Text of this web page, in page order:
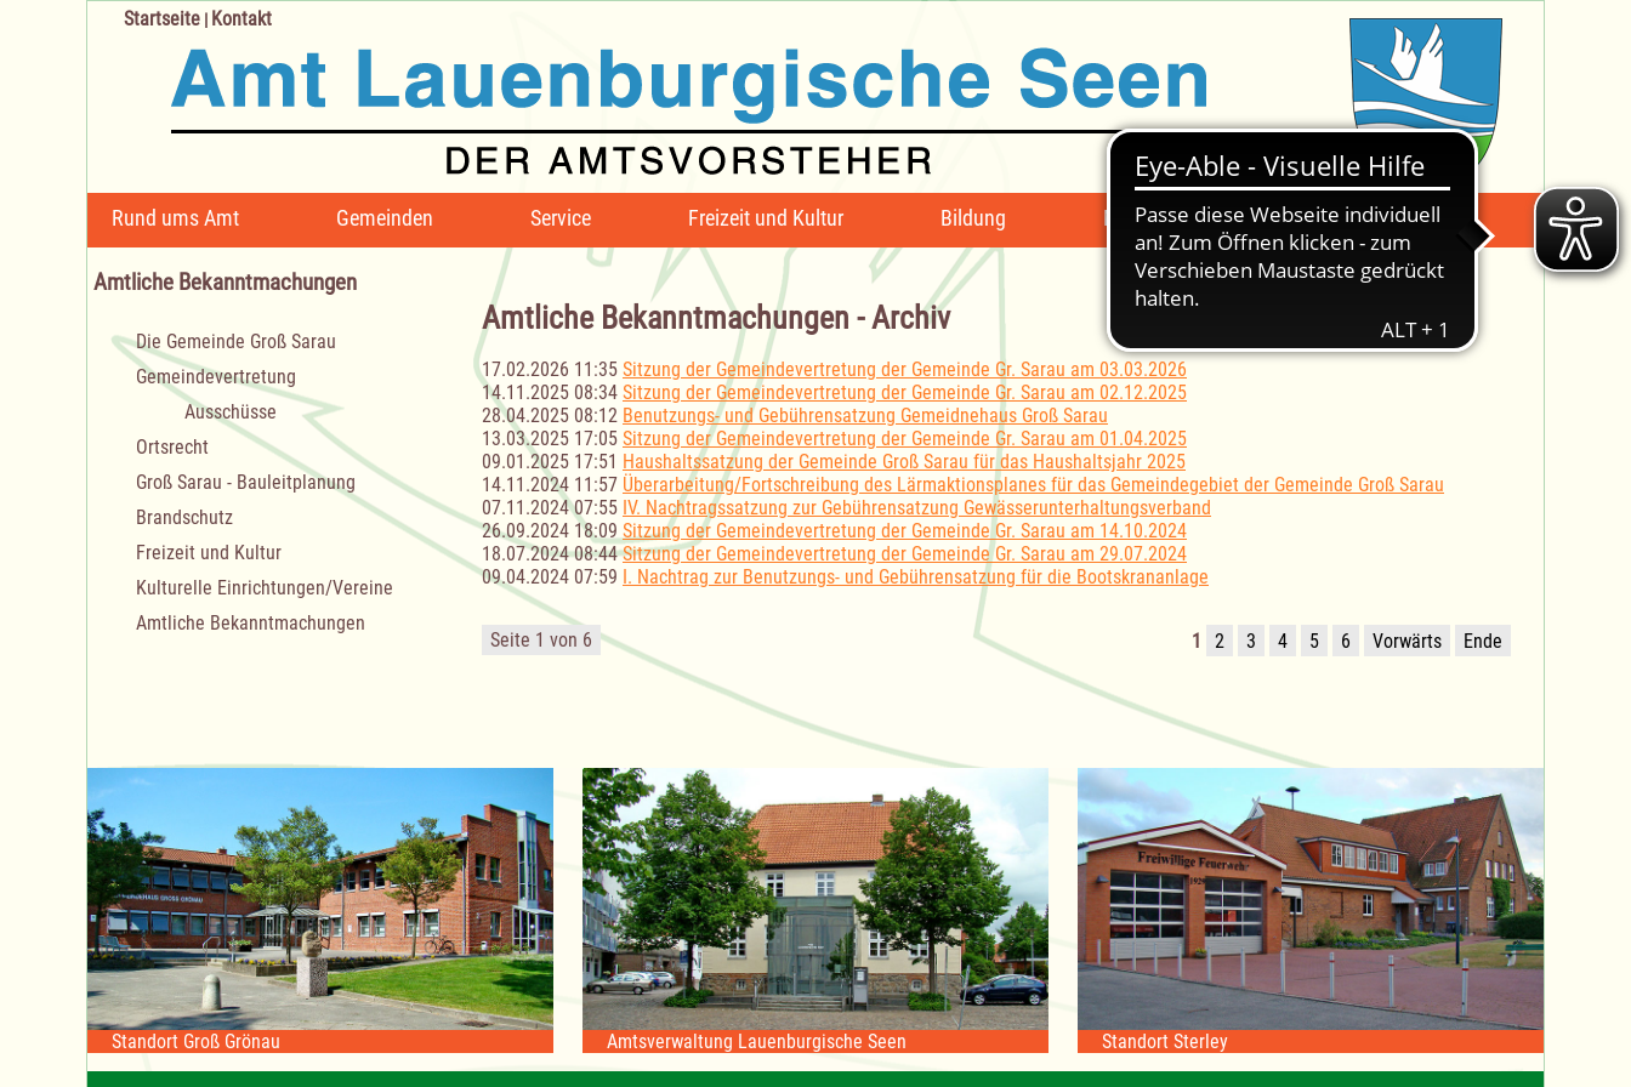
Navigation
überspringen
Rund ums Amt Gemeinden Service Freizeit und Kultur Bildung Mängelmeldung Suche -
Startseite | Kontakt
Amtliche Bekanntmachungen - Archiv
17.02.2026 11:35 Sitzung der Gemeindevertretung der Gemeinde Gr. Sarau am 03.03.2026
14.11.2025 08:34 Sitzung der Gemeindevertretung der Gemeinde Gr. Sarau am 02.12.2025
28.04.2025 08:12 Benutzungs- und Gebührensatzung Gemeidnehaus Groß Sarau
13.03.2025 17:05 Sitzung der Gemeindevertretung der Gemeinde Gr. Sarau am 01.04.2025
09.01.2025 17:51 Haushaltssatzung der Gemeinde Groß Sarau für das Haushaltsjahr 2025
14.11.2024 11:57 Überarbeitung/Fortschreibung des Lärmaktionsplanes für das Gemeindegebiet der Gemeinde Groß Sarau
07.11.2024 07:55 IV. Nachtragssatzung zur Gebührensatzung Gewässerunterhaltungsverband
26.09.2024 18:09 Sitzung der Gemeindevertretung der Gemeinde Gr. Sarau am 14.10.2024
18.07.2024 08:44 Sitzung der Gemeindevertretung der Gemeinde Gr. Sarau am 29.07.2024
09.04.2024 07:59 I. Nachtrag zur Benutzungs- und Gebührensatzung für die Bootskrananlage
Seite 1 von 6 1 2 3 4 5 6 Vorwärts Ende
Amtliche Bekanntmachungen
Navigation
überspringen
Die Gemeinde Groß Sarau
Gemeindevertretung
Ausschüsse
Ortsrecht
Groß Sarau - Bauleitplanung
Brandschutz
Freizeit und Kultur
Kulturelle Einrichtungen/Vereine
Amtliche Bekanntmachungen
Standort Groß Grönau Amtsverwaltung Lauenburgische Seen Standort Sterley